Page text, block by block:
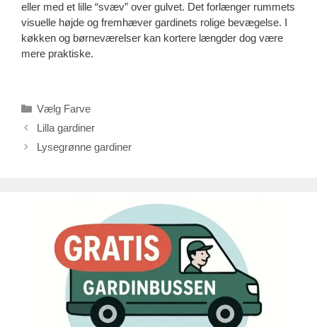
eller med et lille “svæv” over gulvet. Det forlænger rummets
visuelle højde og fremhæver gardinets rolige bevægelse. I
køkken og børneværelser kan kortere længder dog være
mere praktiske.
Kategorier
Vælg Farve
Lilla gardiner
Lysegrønne gardiner